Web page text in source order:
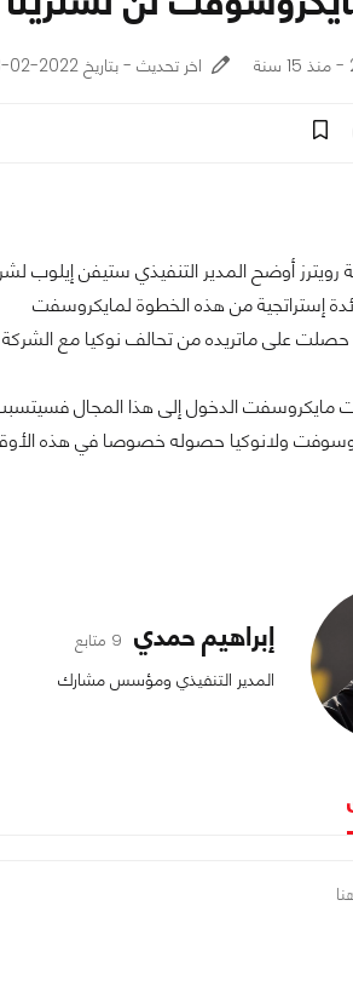
اخر تحديث - بتاريخ 2022-02-08
أوضح المدير التنفيذي ستيفن إيلوب
على ماتريده من تحالف نوكيا مع الشركة
مايكروسفت الدخول إلى هذا المجال
ولانوكيا حصوله خصوصا في هذه
إبراهيم حمدي 9 متابع
المدير التنفيذي ومؤسس مشارك